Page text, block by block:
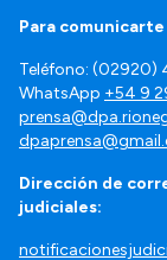
Para
Teléfono: (02920)
WhatsApp +54 9
Dirección de
judiciales: